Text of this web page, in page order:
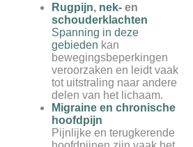
Rugpijn, nek- en
schouderklachten
Spanning in deze
gebieden kan
bewegingsbeperkingen
veroorzaken en leidt vaak
tot uitstraling naar andere
delen van het lichaam.
Migraine en chronische
hoofdpijn
Pijnlijke en terugkerende